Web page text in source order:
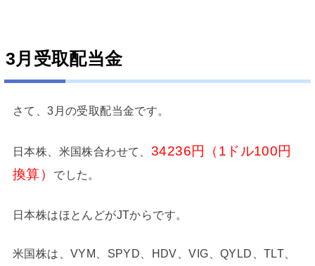
3月受取配当金
さて、3月の受取配当金です。
日本株、米国株合わせて、 34236円（1ドル100円
換算）
でした。
日本株はほとんどがJTからです。
米国株は、VYM、SPYD、HDV、VIG、QYLD、TLT、